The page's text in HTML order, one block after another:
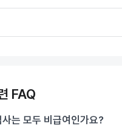
FAQ
는 모두 비급여인가요?